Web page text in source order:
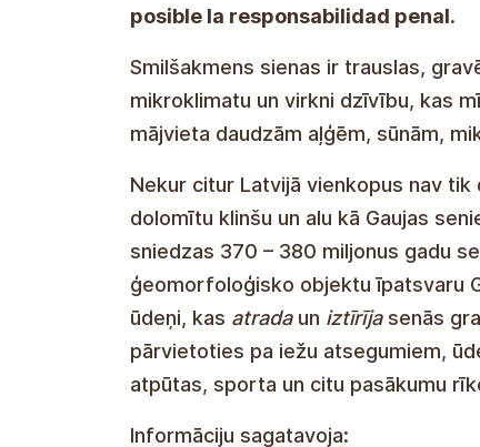
posible la responsabilidad penal.
Los muros de arenisca son frágiles,
microclima y una variedad de
los muros de arenisca albergan
En ningún otro lugar de Letonia hay
cuevas de arenisca y dolomita
cuya historia se remonta a hace
Devónico. Una gran proporción de
Parque Nacional de la Gauja fue
encontraronydespejaronantiguos